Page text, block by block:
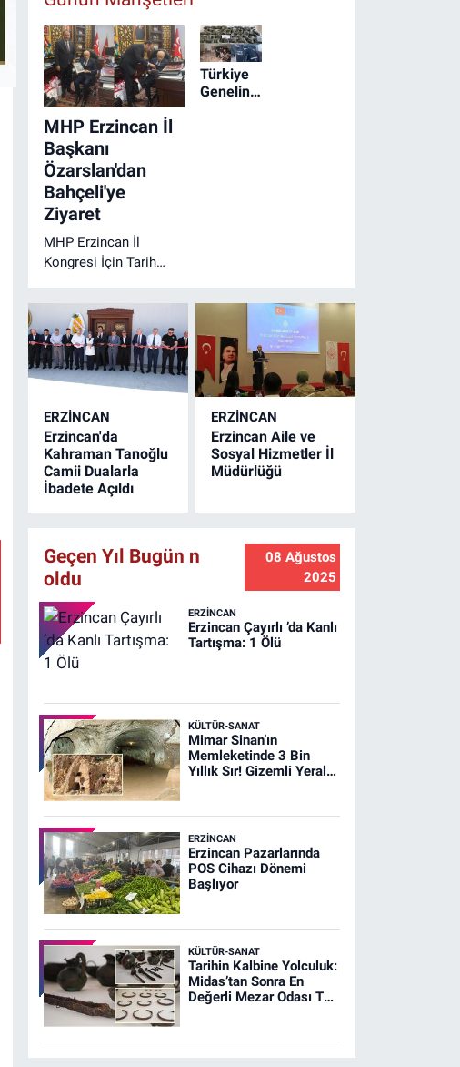
MHP Erzincan İl
Başkanı
Özarslan'dan
Bahçeli'ye
Ziyaret
MHP Erzincan İl
Kongresi İçin Tarih
Türkiye
Genelinde
ERZINCAN
Erzincan'da
Kahraman Tanoğlu
Camii Dualarla
İbadete Açıldı
ERZINCAN
Erzincan Aile ve
Sosyal Hizmetler İl
Müdürlüğü
Geçen Yıl Bugün n
oldu
08 Ağustos
2025
ERZINCAN
Erzincan Çayırlı ’da Kanlı
Tartışma: 1 Ölü
KÜLTÜR-SANAT
Mimar Sinan’ın
Memleketinde 3 Bin
Yıllık Sır! Gizemli Yeraltı
ERZINCAN
Erzincan Pazarlarında
POS Cihazı Dönemi
Başlıyor
KÜLTÜR-SANAT
Tarihin Kalbine Yolculuk:
Midas’tan Sonra En
Değerli Mezar Odası T26